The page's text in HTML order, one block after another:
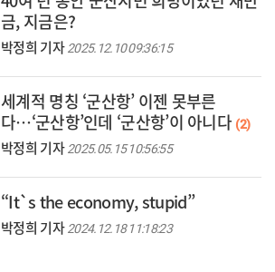
금, 지금은?
박정희 기자2025.12.10 09:36:15
세계적 명칭 ‘군산항’ 이젠 못부른
다…‘군산항’인데 ‘군산항’이 아니다 (2)
박정희 기자2025.05.15 10:56:55
“It`s the economy, stupid”
박정희 기자2024.12.18 11:18:23